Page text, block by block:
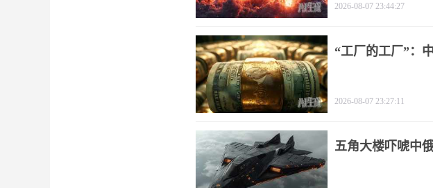
2026-08-07 23:44:27
“工厂的工厂”：
2026-08-07 23:27:11
五角大楼吓唬中